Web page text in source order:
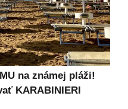
na známej pláži!
KARABINIERI